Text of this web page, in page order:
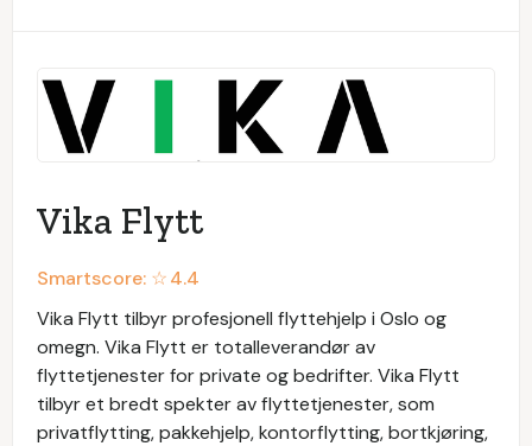
Vika Flytt
Smartscore: ☆4.4
Vika Flytt tilbyr profesjonell flyttehjelp i Oslo og
omegn. Vika Flytt er totalleverandør av
flyttetjenester for private og bedrifter. Vika Flytt
tilbyr et bredt spekter av flyttetjenester, som
privatflytting, pakkehjelp, kontorflytting, bortkjøring,